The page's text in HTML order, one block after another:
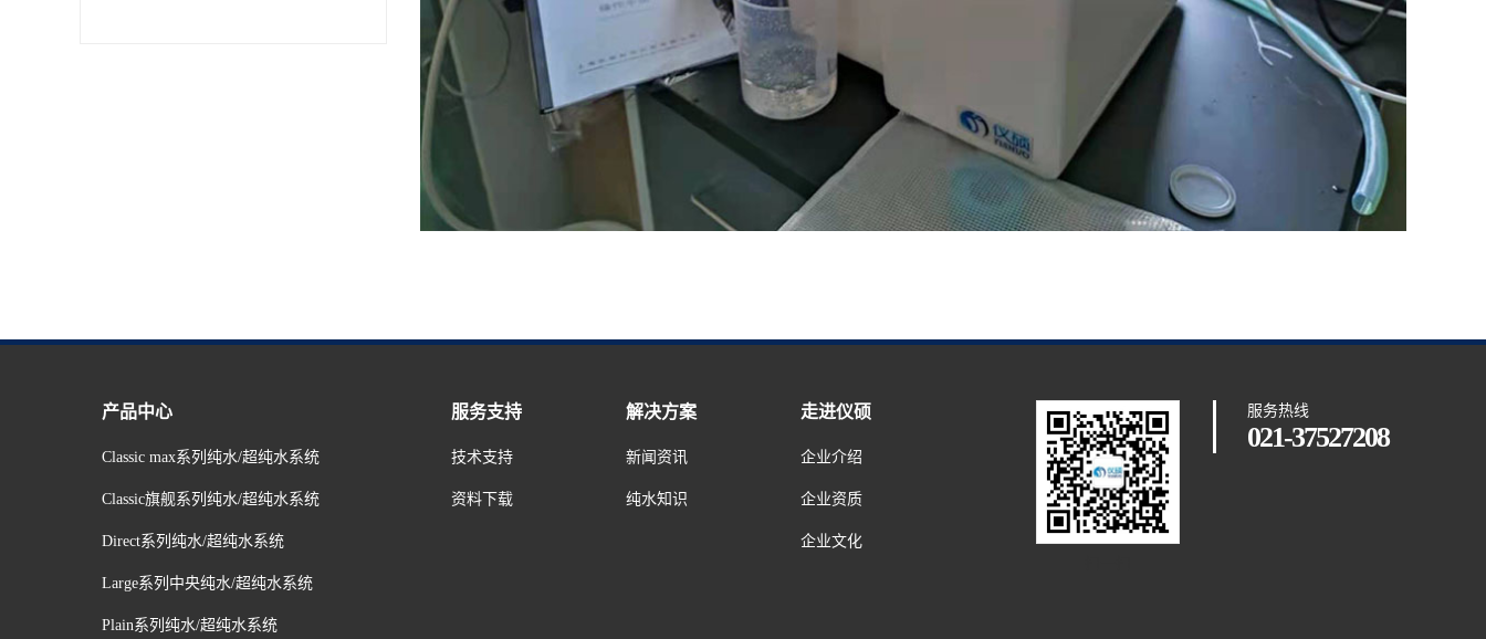
产品中心
Classic max系列纯水/超纯水系统
Classic旗舰系列纯水/超纯水系统
Direct系列纯水/超纯水系统
Large系列中央纯水/超纯水系统
Plain系列纯水/超纯水系统
服务支持
技术支持
资料下载
解决方案
新闻资讯
纯水知识
走进仪硕
企业介绍
企业资质
企业文化
服务热线
021-37527208